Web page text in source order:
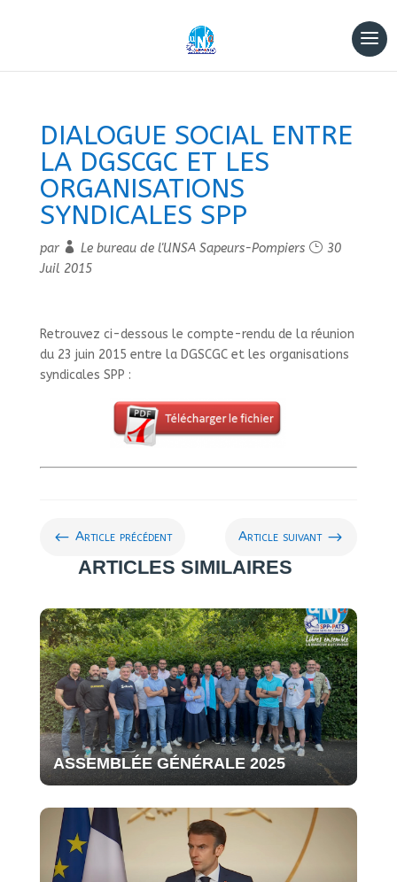
DIALOGUE SOCIAL ENTRE
LA DGSCGC ET LES
ORGANISATIONS
SYNDICALES SPP
par Le bureau de l'UNSA Sapeurs-Pompiers
30
Juil 2015
Retrouvez ci-dessous le compte-rendu de la réunion
du 23 juin 2015 entre la DGSCGC et les organisations
syndicales SPP :
# Article précédent Article suivant $
ARTICLES SIMILAIRES
ASSEMBLÉE GÉNÉRALE 2025